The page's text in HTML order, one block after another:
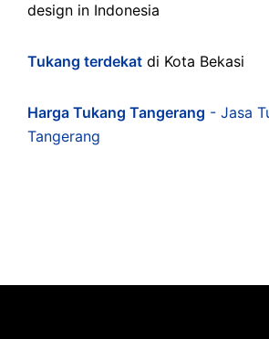
design in Indonesia
Tukang terdekat di Kota Bekasi
Harga Tukang Tangerang - Jasa
Tangerang